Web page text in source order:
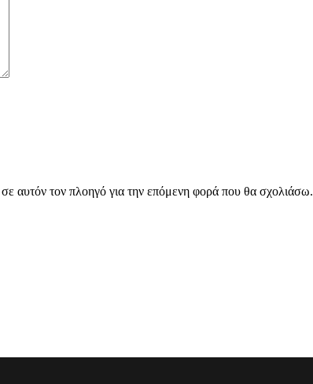
αυτόν τον πλοηγό για την επόμενη φορά που θα σχολιάσω.